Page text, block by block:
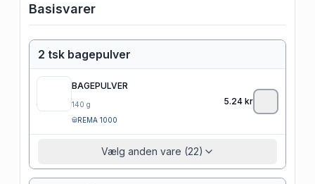
Basisvarer
2 tsk bagepulver
BAGEPULVER
140 g
REMA 1000
5.24 kr
Vælg anden vare (22)